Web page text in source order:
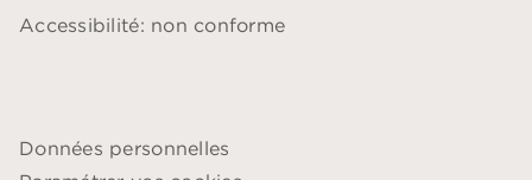
Accessibilité: non conforme
Données personnelles